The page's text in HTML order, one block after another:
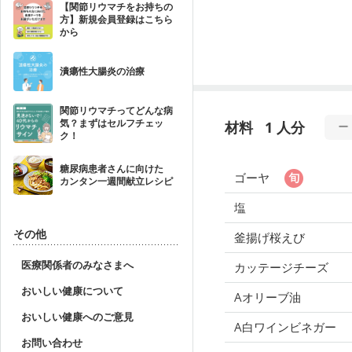
【関節リウマチをお持ちの
方】新規会員登録はこちら
から
潰瘍性大腸炎の治療
関節リウマチってどんな病
気？まずはセルフチェッ
ク！
糖尿病患者さんに向けた
カンタン一週間献立レシピ
その他
医療関係者のみなさまへ
おいしい健康について
おいしい健康へのご意見
お問い合わせ
材料 1 人分
ゴーヤ
塩
釜揚げ桜えび
カッテージチーズ
Aオリーブ油
A白ワインビネガー